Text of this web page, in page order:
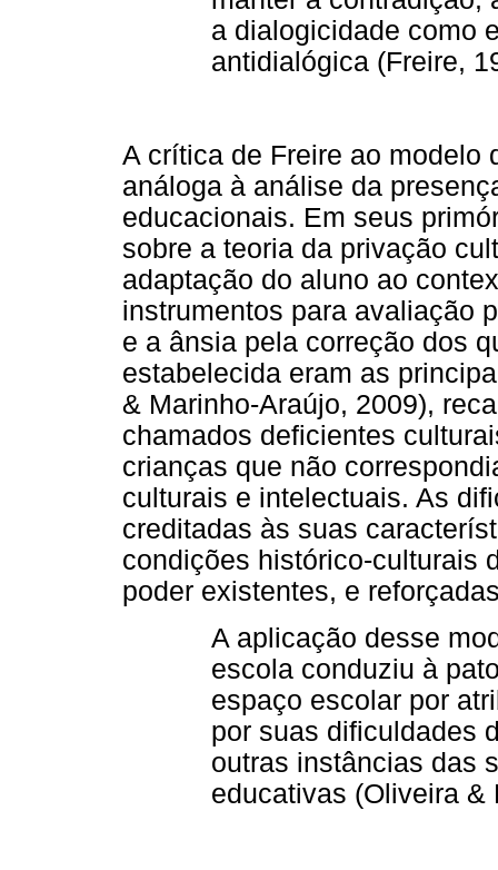
a dialogicidade como
antidialógica (Freire,
A crítica de Freire ao modelo
análoga à análise da
educacionais. Em seus
sobre a teoria da privação
adaptação do aluno ao
instrumentos para avaliação
e a ânsia pela correção dos
estabelecida eram as
& Marinho-Araújo, 2009),
chamados deficientes
crianças que não
culturais e intelectuais. As
creditadas às suas
condições histórico-culturais
poder existentes, e
A aplicação desse
escola conduziu à
espaço escolar por
por suas dificuldades
outras instâncias das
educativas (Oliveira &